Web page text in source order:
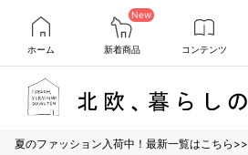
ホーム
New
新着商品 コンテンツ
夏のファッション入荷中！最新一覧はこちら>>